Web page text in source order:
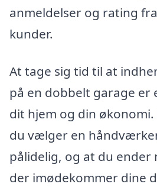
anmeldelser og rating
kunder.
At tage sig tid til at
på en dobbelt garage er
dit hjem og din
du vælger en
pålidelig, og at du ender
der imødekommer dine